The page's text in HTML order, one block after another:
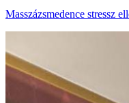
Masszázsmedence stressz